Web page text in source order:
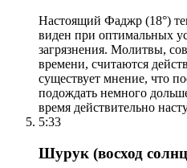
Настоящий Фаджр (18°)
виден при оптимальных
загрязнения. Молитвы,
времени, считаются
существует мнение, что
подождать немного
время действительно
5:33
Шурук (восход